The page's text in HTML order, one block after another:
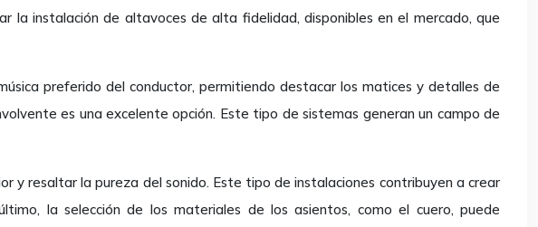
la instalación de altavoces de alta fidelidad, disponibles en el mercado, que
preferido del conductor, permitiendo destacar los matices y detalles de
es una excelente opción. Este tipo de sistemas generan un campo de
y resaltar la pureza del sonido. Este tipo de instalaciones contribuyen a crear
la selección de los materiales de los asientos, como el cuero, puede